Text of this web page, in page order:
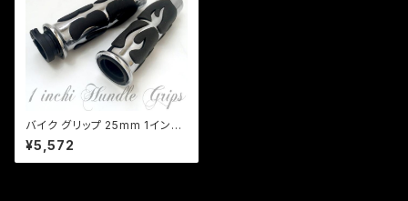
バイク グリップ 25mm 1インチ
アメリカン グリップ カスタム ア
ルミ製 ハンドル/炎柄/ドラッグス
ター/バルカン/イントルーダー/a
¥5,572